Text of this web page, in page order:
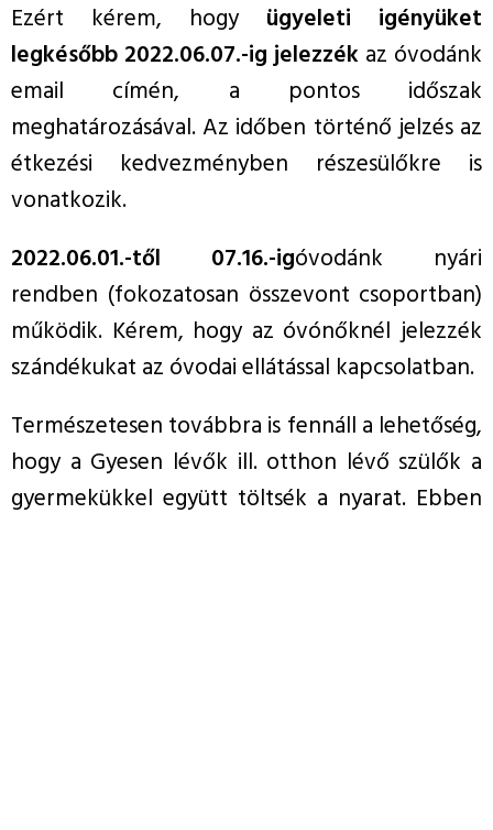
Ezért kérem, hogy ügyeleti igényüket
legkésőbb 2022.06.07.-ig jelezzék az óvodánk
email címén, a pontos időszak
meghatározásával. Az időben történő jelzés az
étkezési kedvezményben részesülőkre is
vonatkozik.
2022.06.01.-től 07.16.-igóvodánk nyári
rendben (fokozatosan összevont csoportban)
működik. Kérem, hogy az óvónőknél jelezzék
szándékukat az óvodai ellátással kapcsolatban.
Természetesen továbbra is fennáll a lehetőség,
hogy a Gyesen lévők ill. otthon lévő szülők a
gyermekükkel együtt töltsék a nyarat. Ebben